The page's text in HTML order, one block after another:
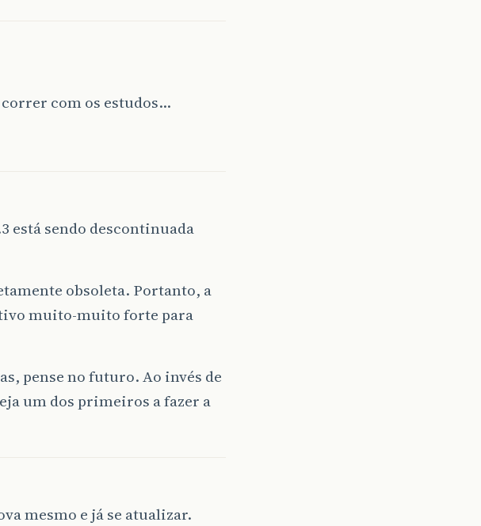
com os estudos…
está sendo descontinuada
obsoleta. Portanto, a
muito-muito forte para
pense no futuro. Ao invés de
um dos primeiros a fazer a
mesmo e já se atualizar.